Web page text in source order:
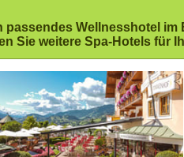
passendes Wellnesshotel
Sie weitere Spa-Hotels für